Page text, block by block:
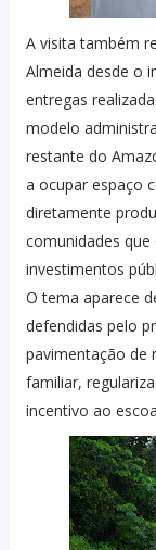
A visita também
Almeida desde o
entregas
modelo
restante do
a ocupar espaço
diretamente
comunidades
investimentos
O tema aparece
defendidas pelo
pavimentação de
familiar,
incentivo ao